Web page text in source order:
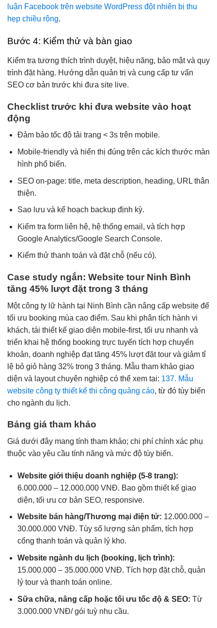
luận Facebook trên website WordPress đột nhiên bị thu
hẹp chiều rộng.
Bước 4: Kiểm thử và bàn giao
Kiểm tra tương thích trình duyệt, hiệu năng, bảo mật và quy
trình đặt hàng. Hướng dẫn quản trị và cung cấp tư vấn
SEO cơ bản trước khi đưa site live.
Checklist trước khi đưa website vào hoạt
động
Đảm bảo tốc độ tải trang < 3s trên mobile.
Mobile-friendly và hiển thị đúng trên các kích thước màn
hình phổ biến.
SEO on-page: title, meta description, heading, URL thân
thiện.
Sao lưu và kế hoạch backup định kỳ.
Kiểm tra form liên hệ, hệ thống email, và tích hợp
Google Analytics/Google Search Console.
Kiểm thử thanh toán và đặt chỗ (nếu có).
Case study ngắn: Website tour Ninh Bình
tăng 45% lượt đặt trong 3 tháng
Một công ty lữ hành tại Ninh Bình cần nâng cấp website để
tối ưu booking mùa cao điểm. Sau khi phân tích hành vi
khách, tái thiết kế giao diện mobile-first, tối ưu nhanh và
triển khai hệ thống booking trực tuyến tích hợp chuyển
khoản, doanh nghiệp đạt tăng 45% lượt đặt tour và giảm tỉ
lệ bỏ giỏ hàng 32% trong 3 tháng. Mẫu tham khảo giao
diện và layout chuyên nghiệp có thể xem tại: 137. Mẫu
website công ty thiết kế thi công quảng cáo, từ đó tùy biến
cho ngành du lịch.
Bảng giá tham khảo
Giá dưới đây mang tính tham khảo; chi phí chính xác phụ
thuộc vào yêu cầu tính năng và mức độ tùy biến.
Website giới thiệu doanh nghiệp (5-8 trang):
6.000.000 – 12.000.000 VNĐ. Bao gồm thiết kế giao
diện, tối ưu cơ bản SEO, responsive.
Website bán hàng/Thương mại điện tử: 12.000.000 –
30.000.000 VNĐ. Tùy số lượng sản phẩm, tích hợp
cổng thanh toán và quản lý kho.
Website ngành du lịch (booking, lịch trình):
15.000.000 – 35.000.000 VNĐ. Tích hợp đặt chỗ, quản
lý tour và thanh toán online.
Sữa chữa, nâng cấp hoặc tối ưu tốc độ & SEO: Từ
3.000.000 VNĐ/ gói tuỳ nhu cầu.